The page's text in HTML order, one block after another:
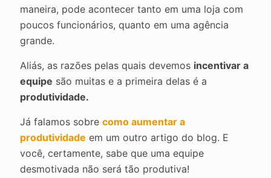
maneira, pode acontecer tanto em uma loja com
poucos funcionários, quanto em uma agência
grande.
Aliás, as razões pelas quais devemos incentivar a
equipe são muitas e a primeira delas é a
produtividade.
Já falamos sobre como aumentar a
produtividade em um outro artigo do blog. E
você, certamente, sabe que uma equipe
desmotivada não será tão produtiva!